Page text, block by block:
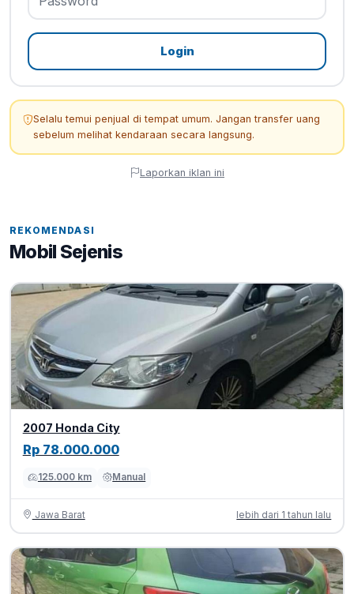
Login
Selalu temui penjual di tempat umum. Jangan transfer uang
sebelum melihat kendaraan secara langsung.
Laporkan iklan ini
REKOMENDASI
Mobil Sejenis
2007 Honda City
Rp 78.000.000
125.000 km Manual
Jawa Barat lebih dari 1 tahun lalu